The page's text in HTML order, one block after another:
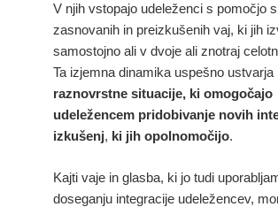
V njih vstopajo udeleženci s pomočjo
zasnovanih in preizkušenih vaj, ki jih
samostojno ali v dvoje ali znotraj
Ta izjemna dinamika uspešno ustvarja
raznovrstne situacije, ki omogočajo
udeležencem pridobivanje novih
izkušenj, ki jih opolnomočijo.
Kajti vaje in glasba, ki jo tudi
doseganju integracije udeležencev,